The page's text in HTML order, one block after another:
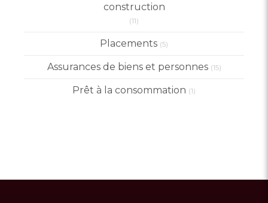
construction
(11)
Placements (5)
Assurances de biens et personnes (15)
Prêt à la consommation (1)